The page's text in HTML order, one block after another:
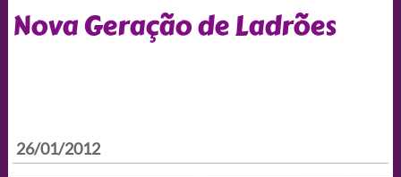
Nova Geração de Ladrões
26/01/2012